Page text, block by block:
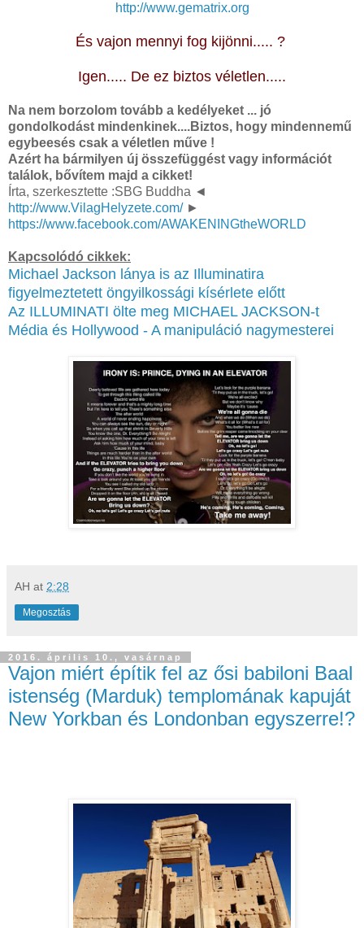
http://www.gematrix.org
És vajon mennyi fog kijönni..... ?
Igen..... De ez biztos véletlen.....
Na nem borzolom tovább a kedélyeket ... jó
gondolkodást mindenkinek....Biztos, hogy mindennemű
egybeesés csak a véletlen műve !
Azért ha bármilyen új összefüggést vagy információt
találok, bővítem majd a cikket!
Írta, szerkesztette :SBG Buddha ◄
http://www.VilagHelyzete.com/►
https://www.facebook.com/AWAKENINGtheWORLD
Kapcsolódó cikkek:
Michael Jackson lánya is az Illuminatira
figyelmeztetett öngyilkossági kísérlete előtt
Az ILLUMINATI ölte meg MICHAEL JACKSON-t
Média és Hollywood - A manipuláció nagymesterei
AH at 2:28
Megosztás
2016. április 10., vasárnap
Vajon miért építik fel az ősi babiloni Baal
istenség (Marduk) templomának kapuját
New Yorkban és Londonban egyszerre!?